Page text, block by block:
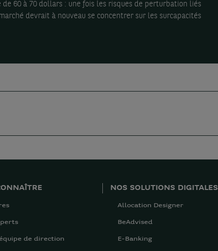
de 60 à 70 dollars : une fois les risques de perturbation liés
devrait à nouveau se concentrer sur les surcapacités
de direction
NOS SOLUTIONS DIGITALES
Allocation Designer
BeAdvised
E-Banking